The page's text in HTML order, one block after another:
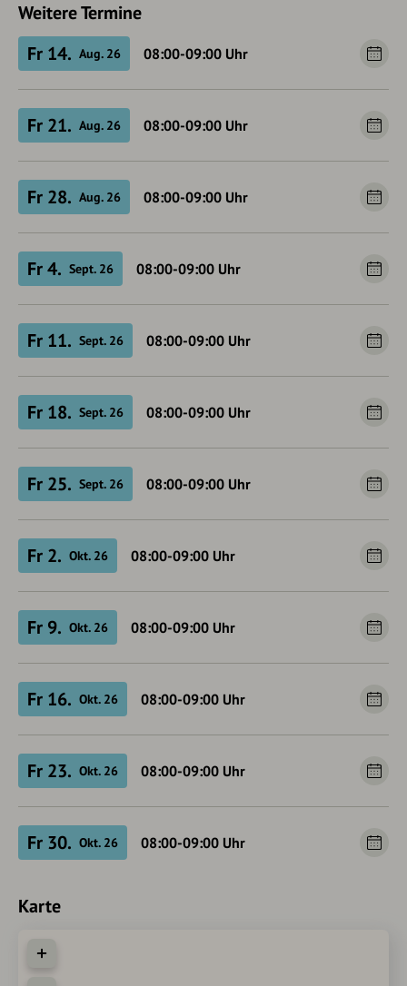
Weitere Termine
Fr 14. Aug. 26 08:00-09:00 Uhr
Fr 21. Aug. 26 08:00-09:00 Uhr
Fr 28. Aug. 26 08:00-09:00 Uhr
Fr 4. Sept. 26 08:00-09:00 Uhr
Fr 11. Sept. 26 08:00-09:00 Uhr
Fr 18. Sept. 26 08:00-09:00 Uhr
Fr 25. Sept. 26 08:00-09:00 Uhr
Fr 2. Okt. 26 08:00-09:00 Uhr
Fr 9. Okt. 26 08:00-09:00 Uhr
Fr 16. Okt. 26 08:00-09:00 Uhr
Fr 23. Okt. 26 08:00-09:00 Uhr
Fr 30. Okt. 26 08:00-09:00 Uhr
Karte